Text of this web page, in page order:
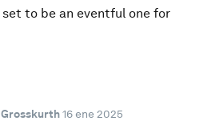
set to be an eventful one for
16 ene 2025